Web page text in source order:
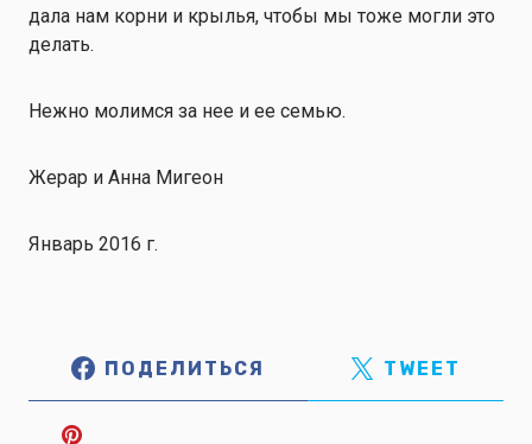
дала нам корни и крылья, чтобы мы тоже могли это
делать.
Нежно молимся за нее и ее семью.
Жерар и Анна Мигеон
Январь 2016 г.
ПОДЕЛИТЬСЯ TWEET